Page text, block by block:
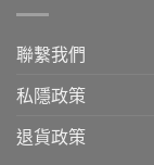
聯繫我們
私隱政策
退貨政策